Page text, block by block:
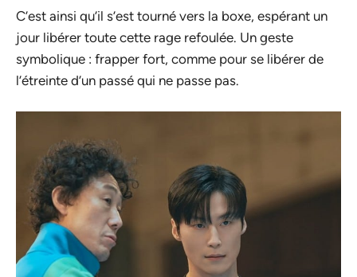
C’est ainsi qu’il s’est tourné vers la boxe, espérant un
jour libérer toute cette rage refoulée. Un geste
symbolique : frapper fort, comme pour se libérer de
l’étreinte d’un passé qui ne passe pas.